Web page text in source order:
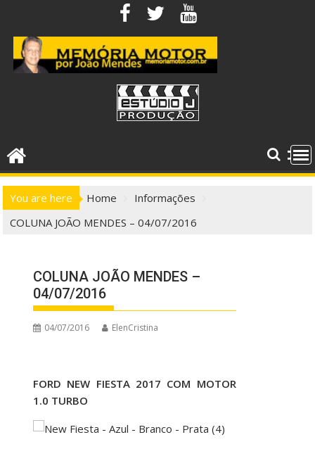
content
You are here Home
Informações
COLUNA JOÃO MENDES – 04/07/2016
COLUNA JOÃO MENDES –
04/07/2016
04/07/2016 ElenCristina
FORD NEW FIESTA 2017 COM MOTOR
1.0 TURBO